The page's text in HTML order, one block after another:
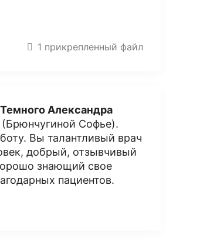
1 прикрепленный файл
Темного Александра
Софье).
Вы талантливый врач
добрый, отзывчивый
знающий свое
пациентов.